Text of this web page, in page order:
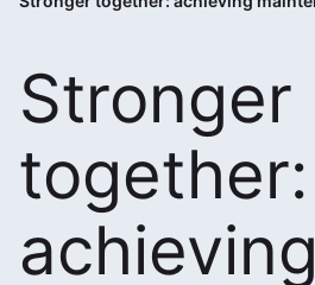
Stronger
together:
achieving